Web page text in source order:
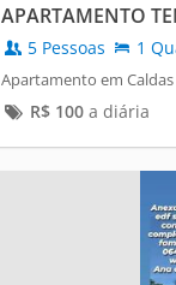
APARTAMENTO
5 Pessoas 1
Apartamento em
R$ 100a diária